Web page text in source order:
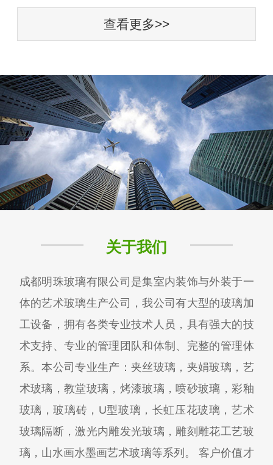
查看更多>>
关于我们
成都明珠玻璃有限公司是集室内装饰与外装于一
体的艺术玻璃生产公司，我公司有大型的玻璃加
工设备，拥有各类专业技术人员，具有强大的技
术支持、专业的管理团队和体制、完整的管理体
系。本公司专业生产：夹丝玻璃，夹娟玻璃，艺
术玻璃，教堂玻璃，烤漆玻璃，喷砂玻璃，彩釉
玻璃，玻璃砖，U型玻璃，长虹压花玻璃，艺术
玻璃隔断，激光内雕发光玻璃，雕刻雕花工艺玻
璃，山水画水墨画艺术玻璃等系列。 客户价值才